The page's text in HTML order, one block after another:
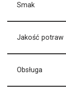
Smak
Jakość potraw
Obsługa